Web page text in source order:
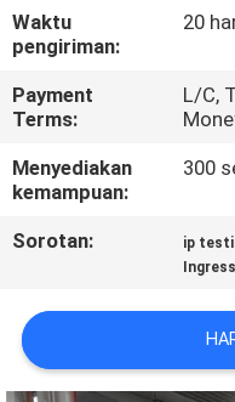
TUR
PABRIK
KUALITAS
HUBUNGI
KAMI
BERITA
Waktu
pengiriman:
20
Payment
Terms:
L/C,
Menyediakan
kemampuan:
300
Sorotan: ip